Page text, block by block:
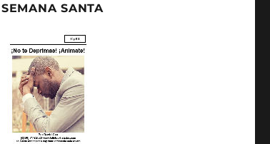
SEMANA SANTA